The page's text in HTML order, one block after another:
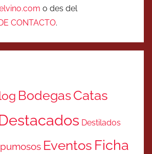
o des del
CONTACTO.
BodegasCatas
Destilados
Eventos Ficha